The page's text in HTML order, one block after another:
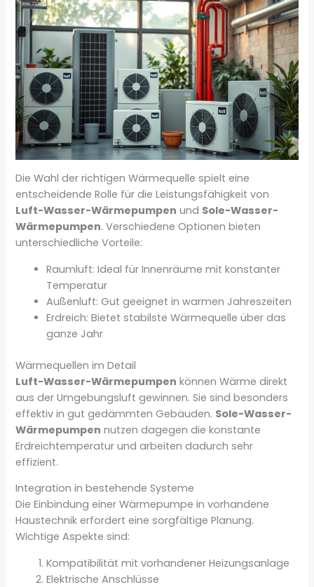
Die Wahl der richtigen Wärmequelle spielt eine
entscheidende Rolle für die Leistungsfähigkeit von
Luft-Wasser-Wärmepumpen und Sole-Wasser-
Wärmepumpen. Verschiedene Optionen bieten
unterschiedliche Vorteile:
Raumluft: Ideal für Innenräume mit konstanter
Temperatur
Außenluft: Gut geeignet in warmen Jahreszeiten
Erdreich: Bietet stabilste Wärmequelle über das
ganze Jahr
Wärmequellen im Detail
Luft-Wasser-Wärmepumpen können Wärme direkt
aus der Umgebungsluft gewinnen. Sie sind besonders
effektiv in gut gedämmten Gebäuden. Sole-Wasser-
Wärmepumpen nutzen dagegen die konstante
Erdreichtemperatur und arbeiten dadurch sehr
effizient.
Integration in bestehende Systeme
Die Einbindung einer Wärmepumpe in vorhandene
Haustechnik erfordert eine sorgfältige Planung.
Wichtige Aspekte sind:
Kompatibilität mit vorhandener Heizungsanlage
Elektrische Anschlüsse